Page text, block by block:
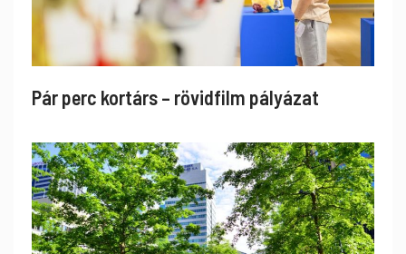
Pár perc kortárs – rövidfilm pályázat